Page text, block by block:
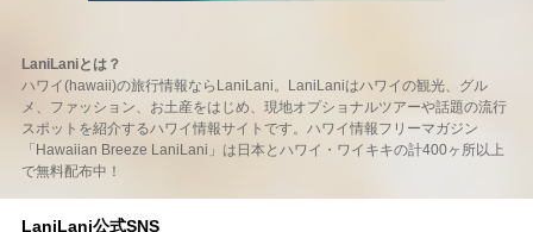
LaniLaniとは？
ハワイ(hawaii)の旅行情報ならLaniLani。LaniLaniはハワイの観光、グル
メ、ファッション、お土産をはじめ、現地オプショナルツアーや話題の流行
スポットを紹介するハワイ情報サイトです。ハワイ情報フリーマガジン
「Hawaiian Breeze LaniLani」は日本とハワイ・ワイキキの計400ヶ所以上
で無料配布中！
LaniLani公式SNS